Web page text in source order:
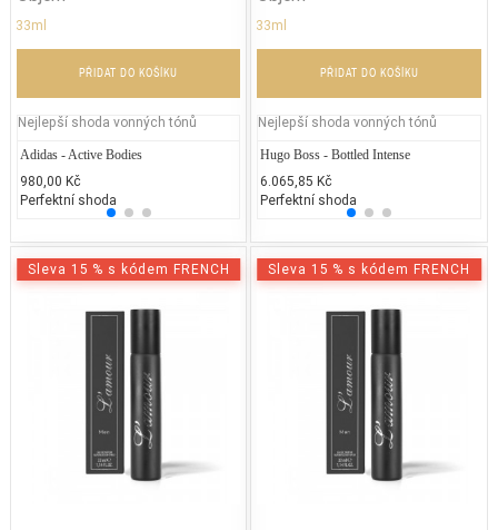
33ml
PŘIDAT DO KOŠÍKU
Nejlepší shoda vonných tónů
Adidas - Active Bodies
980,00 Kč
Perfektní shoda
Lancôme Poême
3.200,00 Kč
25% běžných vonných tónů
33ml
PŘIDAT DO KOŠÍKU
Nejlepší shoda vonných tónů
Hugo Boss - Bottled Intense
6.065,85 Kč
Perfektní shoda
Sleva 15 % s kódem FRENCH Sleva 15 % s kódem FRENCH